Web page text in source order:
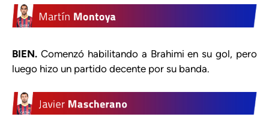
BIEN. Comenzó habilitando a Brahimi en su gol, pero
luego hizo un partido decente por su banda.